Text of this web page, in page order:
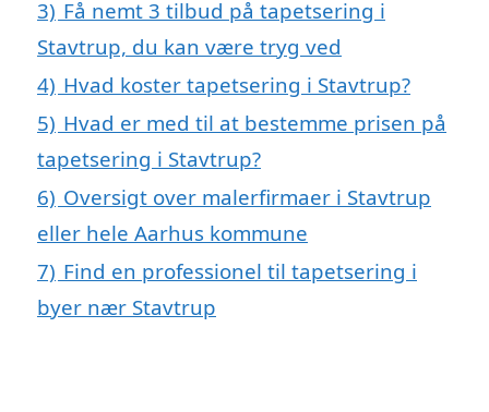
3) Få nemt 3 tilbud på tapetsering i
Stavtrup, du kan være tryg ved
4) Hvad koster tapetsering i Stavtrup?
5) Hvad er med til at bestemme prisen på
tapetsering i Stavtrup?
6) Oversigt over malerfirmaer i Stavtrup
eller hele Aarhus kommune
7) Find en professionel til tapetsering i
byer nær Stavtrup